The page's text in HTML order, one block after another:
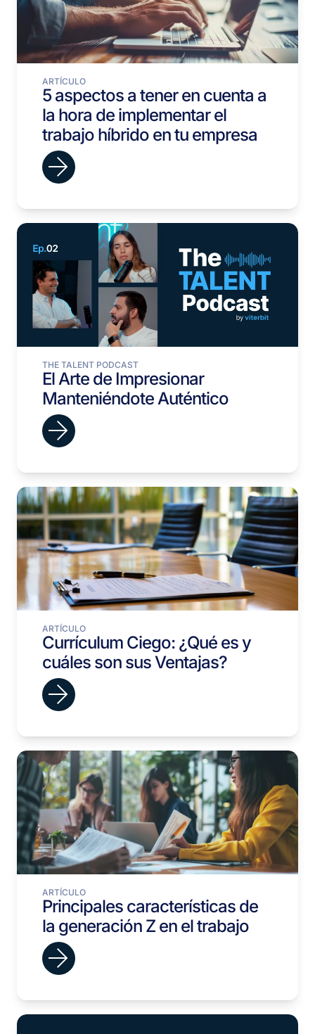
ARTÍCULO
5 aspectos a tener en cuenta a
la hora de implementar el
trabajo híbrido en tu empresa
THE TALENT PODCAST
El Arte de Impresionar
Manteniéndote Auténtico
ARTÍCULO
Currículum Ciego: ¿Qué es y
cuáles son sus Ventajas?
ARTÍCULO
Principales características de
la generación Z en el trabajo